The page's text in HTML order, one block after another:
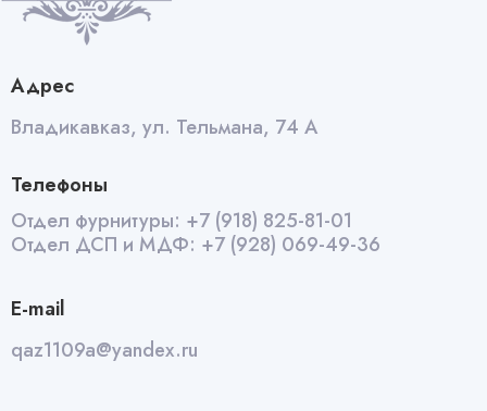
Адрес
Владикавказ, ул. Тельмана, 74 А
Телефоны
Отдел фурнитуры: +7 (918) 825-81-01
Отдел ДСП и МДФ: +7 (928) 069-49-36
E-mail
qaz1109a@yandex.ru